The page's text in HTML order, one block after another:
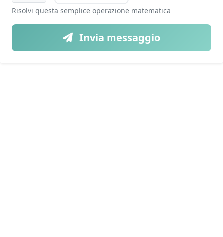
Risolvi questa semplice operazione matematica
Invia messaggio